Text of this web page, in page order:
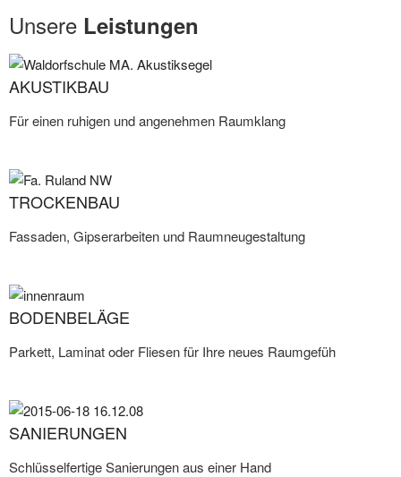
Unsere Leistungen
AKUSTIKBAU
Für einen ruhigen und angenehmen Raumklang​
TROCKENBAU
Fassaden, Gipserarbeiten und Raumneugestaltung
BODENBELÄGE
Parkett, Laminat oder Fliesen für Ihre neues Raumgefüh
SANIERUNGEN
Schlüsselfertige Sanierungen aus einer Hand